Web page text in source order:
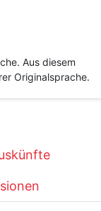
Aus diesem
Originalsprache.